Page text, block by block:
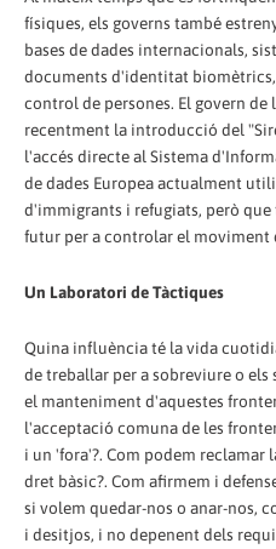
físiques, els governs també
bases de dades internacionals,
documents d'identitat
control de persones. El govern de
recentment la introducció del
l'accés directe al Sistema
de dades Europea actualment
d'immigrants i refugiats, però
futur per a controlar el moviment
Un Laboratori de Tàctiques
Quina influència té la vida
de treballar per a sobreviure o els
el manteniment d'aquestes
l'acceptació comuna de les
i un 'fora'?. Com podem
dret bàsic?. Com afirmem i
si volem quedar-nos o anar-nos,
i desitjos, i no depenent dels